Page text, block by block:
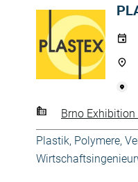
Brno Exhibition
Plastik, Polymere,